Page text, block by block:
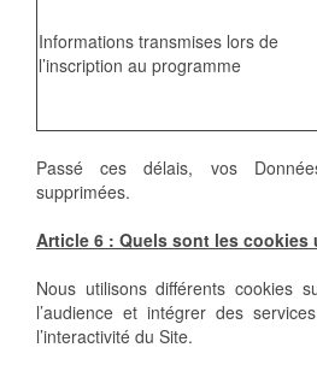
Informations transmises lors de
l’inscription au programme
Passé ces délais, vos
supprimées.
Article 6 : Quels sont les cookies
Nous utilisons différents cookies
l’audience et intégrer des
l’interactivité du Site.